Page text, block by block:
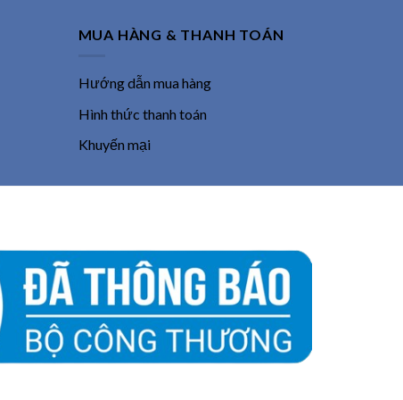
MUA HÀNG & THANH TOÁN
Hướng dẫn mua hàng
Hình thức thanh toán
Khuyến mại